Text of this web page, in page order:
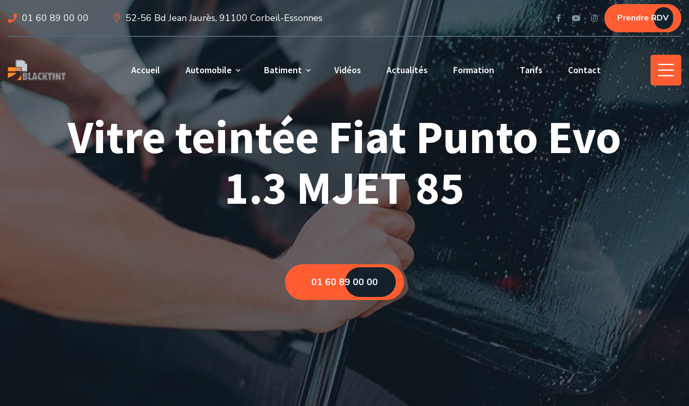
01 60 89 00 00 52-56 Bd Jean Jaurès, 91100 Corbeil-Essonnes Prendre RDV
Accueil Automobile Batiment Vidéos Actualités Formation Tarifs Contact
Vitre teintée Fiat Punto Evo
1.3 MJET 85
01 60 89 00 00